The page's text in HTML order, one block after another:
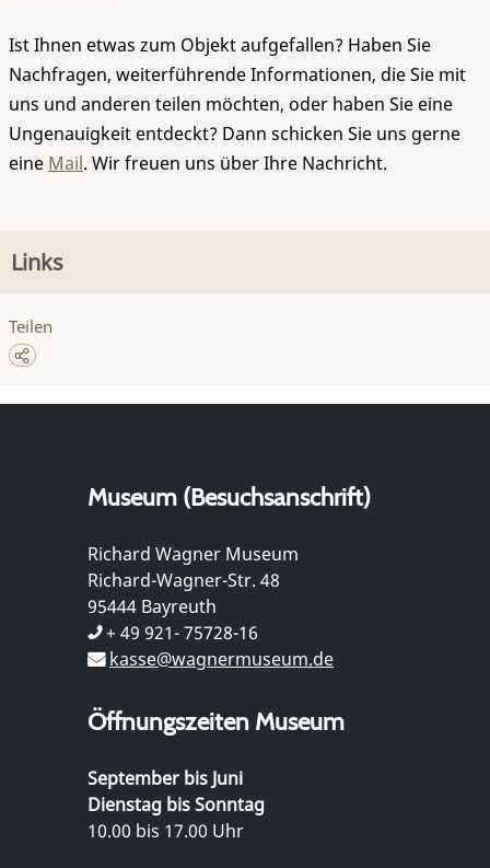
Ist Ihnen etwas zum Objekt aufgefallen? Haben Sie
Nachfragen, weiterführende Informationen, die Sie mit
uns und anderen teilen möchten, oder haben Sie eine
Ungenauigkeit entdeckt? Dann schicken Sie uns gerne
eine Mail. Wir freuen uns über Ihre Nachricht.
Links
Teilen
Museum (Besuchsanschrift)
Richard Wagner Museum
Richard-Wagner-Str. 48
95444 Bayreuth
+ 49 921- 75728-16
kasse@wagnermuseum.de
Öffnungszeiten Museum
September bis Juni
Dienstag bis Sonntag
10.00 bis 17.00 Uhr